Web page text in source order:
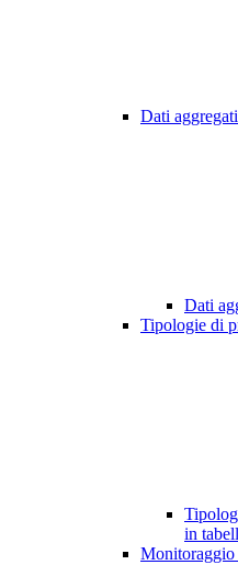
Dati
Dati
Tipologie di
in
Monitoraggio